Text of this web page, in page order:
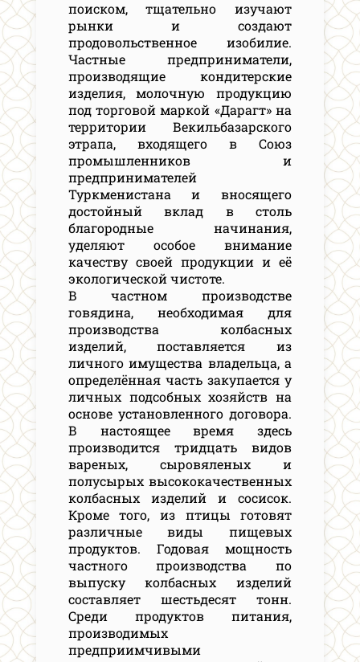
поиском, тщательно изучают
рынки и создают
продовольственное изобилие.
Частные предприниматели,
производящие кондитерские
изделия, молочную продукцию
под торговой маркой «Дарагт» на
территории Векильбазарского
этрапа, входящего в Союз
промышленников и
предпринимателей
Туркменистана и вносящего
достойный вклад в столь
благородные начинания,
уделяют особое внимание
качеству своей продукции и её
экологической чистоте.
В частном производстве
говядина, необходимая для
производства колбасных
изделий, поставляется из
личного имущества владельца, а
определённая часть закупается у
личных подсобных хозяйств на
основе установленного договора.
В настоящее время здесь
производится тридцать видов
вареных, сыровяленых и
полусырых высококачественных
колбасных изделий и сосисок.
Кроме того, из птицы готовят
различные виды пищевых
продуктов. Годовая мощность
частного производства по
выпуску колбасных изделий
составляет шестьдесят тонн.
Среди продуктов питания,
производимых
предприимчивыми